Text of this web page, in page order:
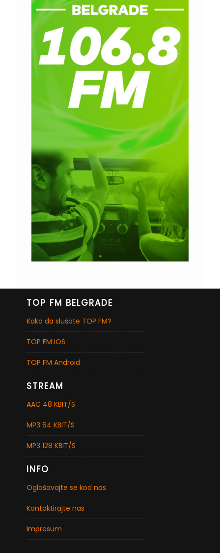
TOP FM BELGRADE
Kako da slušate TOP FM?
TOP FM iOS
TOP FM Android
STREAM
AAC 48 KBIT/S
MP3 64 KBIT/S
MP3 128 KBIT/S
INFO
Oglašavajte se kod nas
Kontaktirajte nas
Impresum